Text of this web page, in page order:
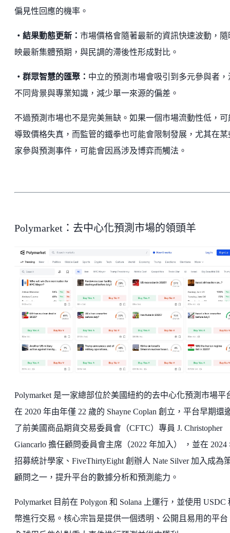
偏見性回應的機率。
・結果動態更新： 市場價格會隨著最新的資訊快速波動，隨
映最新集體預期，與民調的滯後性形成對比。
・群眾智慧的匯聚： 中立的預測市場會吸引到多元參與者，
不同背景與專業知識，減少單一來源的偏差。
不過預測市場也不是完美無缺。如果一個市場流動性低，可
導致價格失真，而監管的鐵拳也可能會限制發展，尤其在某
家參與預測事件，可能會因爲涉及博弈而觸法。
Polymarket：去中心化預測市場的領頭羊
Polymarket 是一家總部位於美國紐約的去中心化預測市場平
在 2020 年由年僅 22 歲的 Shayne Coplan 創立，平台早期還
了前美國商品期貨交易委員會（CFTC）專員 J. Christopher
Giancarlo 擔任顧問委員會主席（2022 年加入） ，並在 2024
招募統計學家、FiveThirtyEight 創辦人 Nate Silver 加入成為
顧問之一，提升平台的數據分析和預測能力。
Polymarket 目前在 Polygon 和 Solana 上運行，並使用 USDC
幣進行交易。核心宗旨是提供一個透明、公開且易用的平台